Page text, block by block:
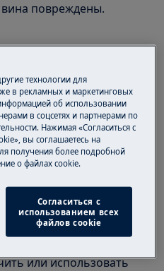
повреждены.
камерой
вина
при
немедленно
чтобы определить,
во время
или использовать
технологии для
в рекламных и маркетинговых
об использовании
в соцсетях и партнерами по
Нажимая «Согласиться с
вы соглашаетесь на
получения более подробной
о файлах cookie.
Согласиться с
использованием всех
файлов cookie